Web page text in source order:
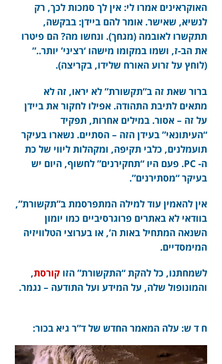
האוקראינים אמרו לי: אין לך סמכות לכך, רק
לנשיא, שאישר. אומר להם ביידן: בבקשה,
תתקשרו לאובמה (מגחך). ונחשו מה? הם פיטרו
את הב-ז, ושמו במקומו מישהו ‘רציני’ יותר..”
(לוחץ על זרוע האורח שלידו, בקריצה).
ברור שאת זה ב”תקשורת” לא יראו, זה לא
מתאים לתיבת התהודה. אפילו לחקור את ביידן
על זה – אסור. במילים אחרות, תפקיד
“העיתונאי” בעידן הזה – הסתיים. נשארו בעיקר
תועמלנים, כלבי תקיפה, ומקהלות ליווי של כת
ה- PC. פעם היו “תחקירנים” לחשוף, היום יש
בעיקר “מסתירנים”.
אין להאמין עוד למילה המתפרסמת ב”תקשורת”,
בוודאי לא באתרים פרוגרסיביים כמו יומון
השנאה המתחיל באות ה’, או בערוצי הטלוויזיה
המימסדיים.
לשמחתנו, כל להקת “התקשורת” הזו קורסת,
והמונופול שלה, על המידע ועל התודעה – נגמר.
ח ד ש: עלה המאמר החדש של ד”ר גיא בכור: